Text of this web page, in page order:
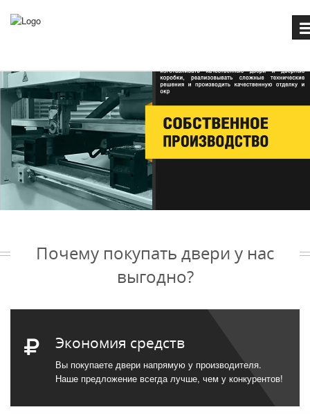
Почему покупать двери у нас
выгодно?
Экономия средств
Вы покупаете двери напрямую у производителя.
Наше предложение всегда лучше, чем у конкурентов!